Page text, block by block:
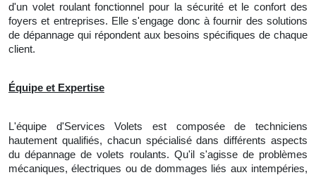
d'un volet roulant fonctionnel pour la sécurité et le confort des
foyers et entreprises. Elle s'engage donc à fournir des solutions
de dépannage qui répondent aux besoins spécifiques de chaque
client.
Équipe et Expertise
L'équipe d'Services Volets est composée de techniciens
hautement qualifiés, chacun spécialisé dans différents aspects
du dépannage de volets roulants. Qu'il s'agisse de problèmes
mécaniques, électriques ou de dommages liés aux intempéries,